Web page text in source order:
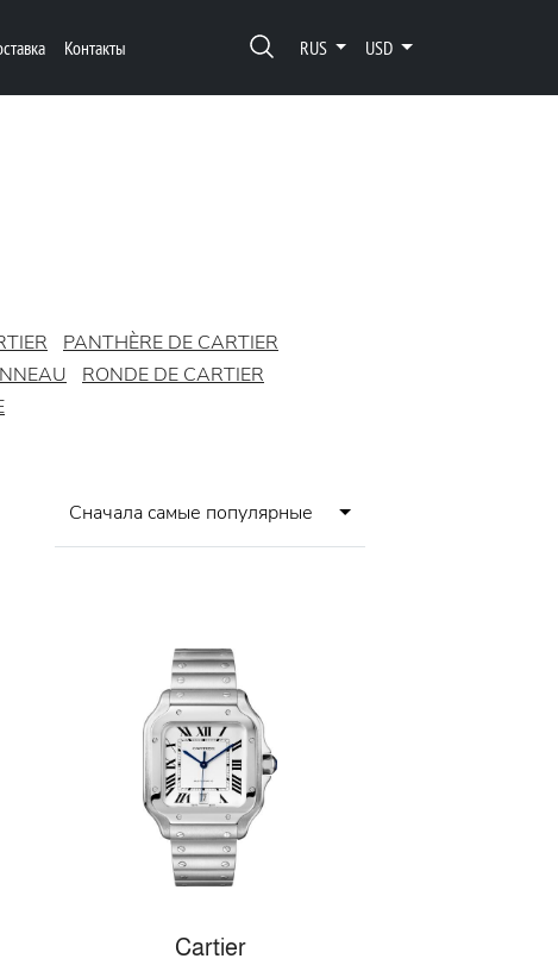
Контакты RUS USD
PANTHÈRE DE CARTIER
RONDE DE CARTIER
Сначала самые популярные
Cartier